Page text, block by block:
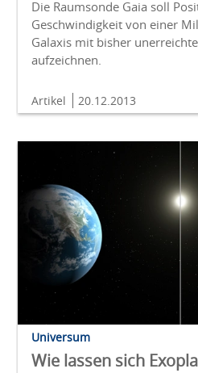
Die Raumsonde Gaia soll
Geschwindigkeit von einer
Galaxis mit bisher
aufzeichnen.
Artikel 20.12.2013
Universum
Wie lassen sich